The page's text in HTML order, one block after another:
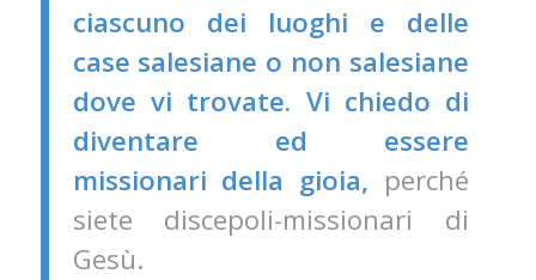
ciascuno dei luoghi e delle
case salesiane o non salesiane
dove vi trovate. Vi chiedo di
diventare ed essere
missionari della gioia, perché
siete discepoli-missionari di
Gesù.